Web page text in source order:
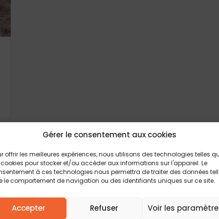
Gérer le consentement aux cookies
offrir les meilleures expériences, nous utilisons des technologies telles
pour stocker et/ou accéder aux informations sur l'appareil. Le
à ces technologies nous permettra de traiter des données
le comportement de navigation ou des identifiants uniques sur ce site.
Accepter Refuser Voir les
Vous rêvez de construire lamaison de vos
région du Gers ? Faites appel à
expert en construction de maisons
côtés tout au long de votre projet, de la